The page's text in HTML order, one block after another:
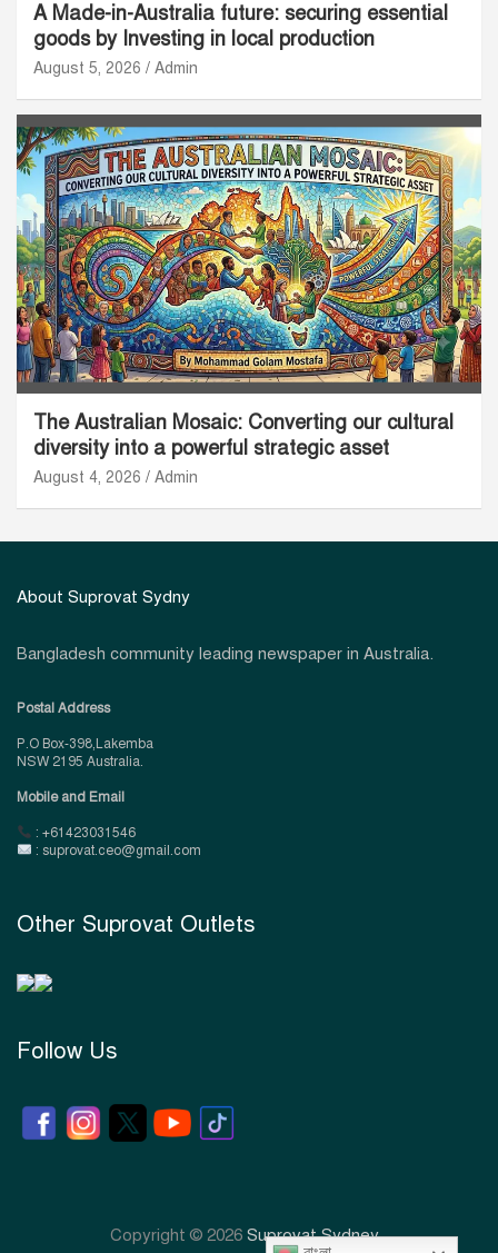
A Made-in-Australia future: securing essential
goods by Investing in local production
August 5, 2026 Admin
The Australian Mosaic: Converting our cultural
diversity into a powerful strategic asset
August 4, 2026 Admin
About Suprovat Sydny
Bangladesh community leading newspaper in Australia.
Postal Address
P.O Box-398,Lakemba
NSW 2195 Australia.
Mobile and Email
: +61423031546
: suprovat.ceo@gmail.com
Other Suprovat Outlets
Follow Us
Copyright © 2026 Suprovat Sydney